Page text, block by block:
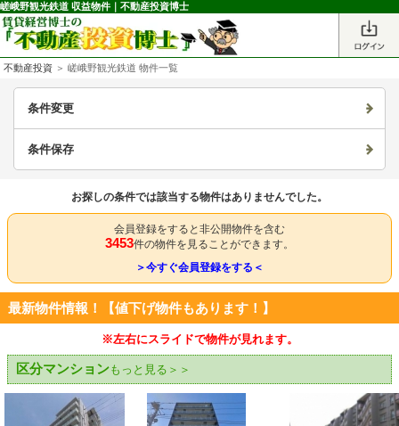
嵯峨野観光鉄道 収益物件｜不動産投資博士
不動産投資 ＞ 嵯峨野観光鉄道 物件一覧
条件変更
条件保存
お探しの条件では該当する物件はありませんでした。
会員登録をすると非公開物件を含む
3453件の物件を見ることができます。
＞今すぐ会員登録をする＜
最新物件情報！【値下げ物件もあります！】
※左右にスライドで物件が見れます。
区分マンションもっと見る＞＞